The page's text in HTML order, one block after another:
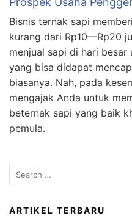
Bisnis ternak sapi
kurang dari Rp10—Rp20
menjual sapi di hari besar
yang bisa didapat
biasanya. Nah, pada
mengajak Anda untuk
beternak sapi yang baik
pemula.
Search
for:
ARTIKEL TERBARU